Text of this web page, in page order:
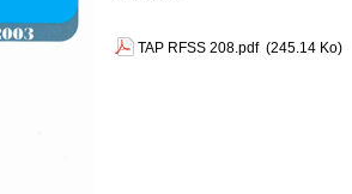
TAP RFSS 208.pdf (245.14 Ko)